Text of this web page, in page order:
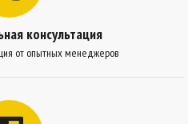
консультация
от опытных менеджеров